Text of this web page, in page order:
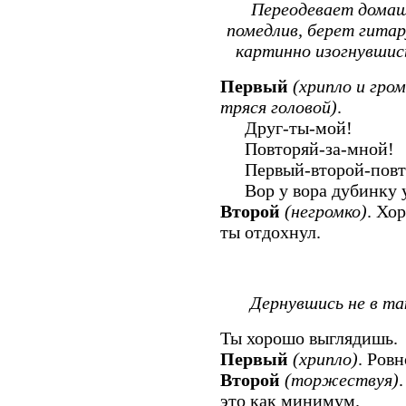
Переодевает
помедлив, берет
картинно
Первый (хрипло и
тряся головой).
Друг-ты-мой!
Повторяй-за-мной!
Первый-второй-
Вор у вора дубинку
Второй (негромко).
ты отдохнул.
Дернувшись не в
Ты хорошо выглядишь.
Первый (хрипло).
Второй (торжествуя)
это как минимум.